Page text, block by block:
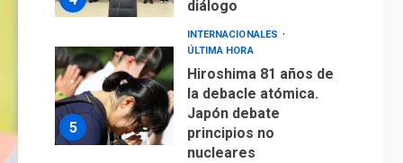
diálogo
5
INTERNACIONALES
ÚLTIMA HORA
Hiroshima 81 años de
la debacle atómica.
Japón debate
principios no
nucleares